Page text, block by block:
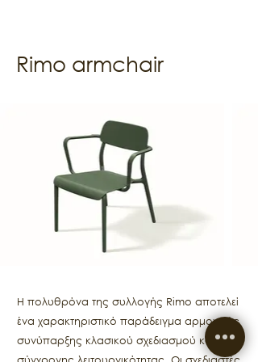
Rimo armchair
Η πολυθρόνα της συλλογής Rimo αποτελεί
ένα χαρακτηριστικό παράδειγμα αρμονικής
συνύπαρξης κλασικού σχεδιασμού και